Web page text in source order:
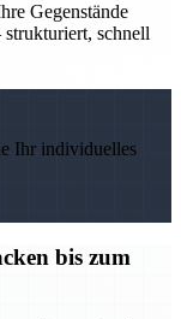
Gegenstände
schnell
Ihr individuelles
bis zum